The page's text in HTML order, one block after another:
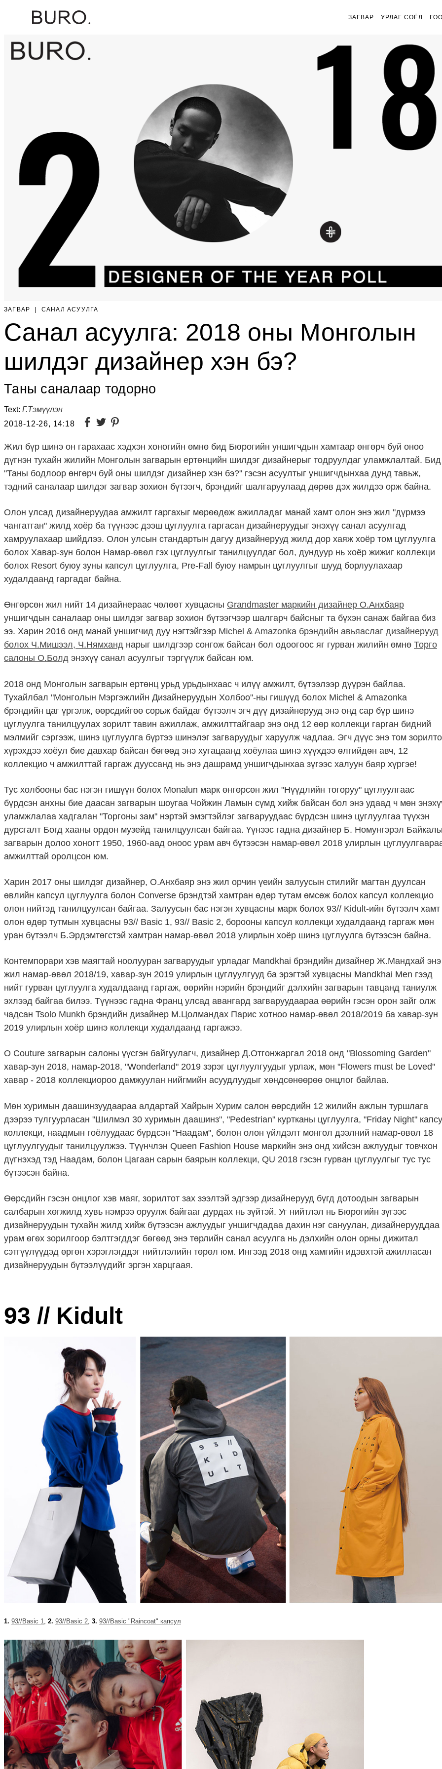
ЗАГВАР УРЛАГ СОЁЛ
ЗАГВАР САНАЛ АСУУЛГА
Санал асуулга: 2018 оны Монголын
шилдэг дизайнер хэн бэ?
Таны саналаар тодорно
Text: Г.Тэмүүлэн
2018-12-26, 14:18
Жил бүр шинэ он гарахаас хэдхэн хоногийн өмнө бид Бюрогийн уншигчдын хамтаар өнгөрч буй оноо
дүгнэн тухайн жилийн Монголын загварын ертөнцийн шилдэг дизайнерыг тодруулдаг уламжлалтай. Бид
"Таны бодлоор өнгөрч буй оны шилдэг дизайнер хэн бэ?" гэсэн асуултыг уншигчдынхаа дунд тавьж,
тэдний саналаар шилдэг загвар зохион бүтээгч, брэндийг шалгаруулаад дѳрѳв дэх жилдээ орж байна.
Олон улсад дизайнеруудаа амжилт гаргахыг мѳрѳѳдѳж ажилладаг манай хамт олон энэ жил "дүрмээ
чангатган" жилд хоёр ба түүнээс дээш цуглуулга гаргасан дизайнеруудыг энэхүү санал асуулгад
хамруулахаар шийдлээ. Олон улсын стандартын дагуу дизайнерууд жилд дор хаяж хоёр том цуглуулга
болох Хавар-зун болон Намар-ѳвѳл гэх цуглуулгыг танилцуулдаг бол, дундуур нь хоёр жижиг коллекци
болох Resort буюу зуны капсул цуглуулга, Pre-Fall буюу намрын цуглуулгыг шууд борлуулахаар
худалдаанд гаргадаг байна.
Өнгөрсөн жил нийт 14 дизайнераас чөлөөт хувцасны Grandmaster маркийн дизайнер О.Анхбаяр
уншигчдын саналаар оны шилдэг загвар зохион бүтээгчээр шалгарч байсныг та бүхэн санаж байгаа биз
ээ. Харин 2016 онд манай уншигчид дуу нэгтэйгээр Michel & Amazonka брэндийн авьяаслаг дизайнерууд
болох Ч.Мишээл, Ч.Нямханд нарыг шилдгээр сонгож байсан бол одоогоос яг гурван жилийн өмнө Торго
салоны О.Болд энэхүү санал асуулгыг тэргүүлж байсан юм.
2018 онд Монголын загварын ертөнц урьд урьдынхаас ч илүү амжилт, бүтээлээр дүүрэн байлаа.
Тухайлбал "Монголын Мэргэжлийн Дизайнеруудын Холбоо"-ны гишүүд болох Michel & Amazonka
брэндийн цаг үргэлж, өөрсдийгөө сорьж байдаг бүтээлч эгч дүү дизайнерууд энэ онд сар бүр шинэ
цуглуулга танилцуулах зорилт тавин ажиллаж, амжилттайгаар энэ онд 12 ѳѳр коллекци гарган бидний
мэлмийг сэргээж, шинэ цуглуулга бүртээ шинэлэг загваруудыг харуулж чадлаа. Эгч дүүс энэ том
хүрэхдээ хоёул бие давхар байсан бѳгѳѳд энэ хугацаанд хоёулаа шинэ хүүхдээ ѳлгийдѳн авч, 12
коллекцио ч амжилттай гаргаж дууссанд нь энэ дашрамд уншигчдынхаа зүгээс халуун баяр хүргэе!
Тус холбооны бас нэгэн гишүүн болох Monalun марк өнгөрсөн жил "Нүүдлийн тогоруу" цуглуулгаас
бүрдсэн анхны бие даасан загварын шоугаа Чойжин Ламын сүмд хийж байсан бол энэ удаад ч мөн
уламжлалаа хадгалан "Торгоны зам" нэртэй эмэгтэйлэг загваруудаас бүрдсэн шинэ цуглуулгаа түүхэн
дурсгалт Богд хааны ордон музейд танилцуулсан байгаа. Үүнээс гадна дизайнер Б. Номунгэрэл
загварын долоо хоногт 1950, 1960-аад оноос урам авч бүтээсэн намар-өвөл 2018 улирлын
амжилттай оролцсон юм.
Харин 2017 оны шилдэг дизайнер, О.Анхбаяр энэ жил орчин үеийн залуусын стилийг магтан дуулсан
өвлийн капсул цуглуулга болон Converse брэндтэй хамтран өдөр тутам өмсөж болох капсул коллекцио
олон нийтэд танилцуулсан байгаа. Залуусын бас нэгэн хувцасны марк болох 93// Kidult-ийн бүтээлч хамт
олон өдөр тутмын хувцасны 93// Basic 1, 93// Basic 2, борооны капсул коллекци худалдаанд гаргаж мөн
уран бүтээлч Б.Эрдэмтөгстэй хамтран намар-өвөл 2018 улирлын хоёр шинэ цуглуулга бүтээсэн байна.
Контемпорари хэв маягтай ноолууран загваруудыг урладаг Mandkhai брэндийн дизайнер Ж.Мандхай энэ
жил намар-өвөл 2018/19, хавар-зун 2019 улирлын цуглуулгууд ба эрэгтэй хувцасны Mandkhai Men гээд
нийт гурван цуглуулга худалдаанд гаргаж, өөрийн нэрийн брэндийг дэлхийн загварын тавцанд таниулж
эхлээд байгаа билээ. Түүнээс гадна Франц улсад авангард загваруудаараа өөрийн гэсэн орон зайг олж
чадсан Tsolo Munkh брэндийн дизайнер М.Цолмандах Парис хотноо намар-өвөл 2018/2019 ба хавар-зун
2019 улирлын хоёр шинэ коллекци худалдаанд гаргажээ.
O Couture загварын салоны үүсгэн байгуулагч, дизайнер Д.Отгонжаргал 2018 онд "Blossoming Garden"
хавар-зун 2018, намар-2018, "Wonderland" 2019 зэрэг цуглуулгуудыг урлаж, мөн "Flowers must be Loved"
хавар - 2018 коллекциороо дамжуулан нийгмийн асуудлуудыг хөндсөнөөрөө онцлог байлаа.
Мѳн хуримын даашинзуудаараа алдартай Хайрын Хурим салон өөрсдийн 12 жилийн ажлын туршлага
дээрээ тулгуурласан "Шилмэл 30 хуримын даашинз", "Pedestrian" куртканы цуглуулга, "Friday Night"
коллекци, наадмын гоёлуудаас бүрдсэн "Наадам", болон олон үйлдэлт монгол дээлний намар-өвөл 18
цуглуулгуудыг танилцуулжээ. Түүнчлэн Queen Fashion House маркийн энэ онд хийсэн ажлуудыг товчхон
дүгнэхэд тэд Наадам, болон Цагаан сарын баярын коллекци, QU 2018 гэсэн гурван цуглуулгыг тус тус
бүтээсэн байна.
Ѳөрсдийн гэсэн онцлог хэв маяг, зорилтот зах зээлтэй эдгээр дизайнерууд бүгд дотоодын загварын
салбарын хөгжилд хувь нэмрээ оруулж байгааг дурдах нь зүйтэй. Уг нийтлэл нь Бюрогийн зүгээс
дизайнеруудын тухайн жилд хийж бүтээсэн ажлуудыг уншигчдадаа дахин нэг сануулан, дизайнерууддаа
урам ѳгѳх зорилгоор бэлтгэгддэг бѳгѳѳд энэ төрлийн санал асуулга нь дэлхийн олон орны дижитал
сэтгүүлүүдэд өргөн хэрэглэгддэг нийтлэлийн төрөл юм. Ингээд 2018 онд хамгийн идэвхтэй ажилласан
дизайнеруудын бүтээлүүдийг эргэн харцгаая.
93 // Kidult
1. 93//Basic 1, 2. 93//Basic 2, 3. 93//Basic "Raincoat" капсул